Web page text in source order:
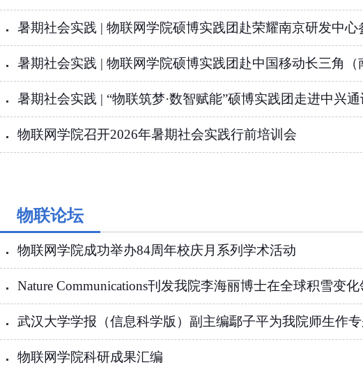
暑期社会实践 | 物联网学院硕博实践团赴荣耀南京研发中心
暑期社会实践 | 物联网学院硕博实践团赴中国移动长三角（
暑期社会实践 | “物联筑梦·数智赋能”硕博实践团走进中兴
物联网学院召开2026年暑期社会实践行前培训会
物联论坛
物联网学院成功举办84周年校庆月系列学术活动
Nature Communications刊发我院李海丽博士在全球积雪变
武汉大学学报（信息科学版）副主编鄢子平为我院师生作
物联网学院科研成果汇编